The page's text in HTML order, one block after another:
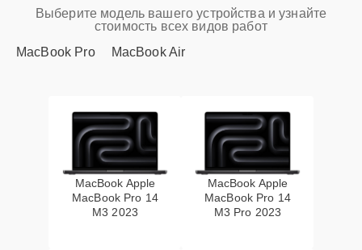
Выберите модель вашего устройства и узнайте
стоимость всех видов работ
MacBook Pro
MacBook Air
MacBook Apple
MacBook Pro 14
M3 2023
MacBook Apple
MacBook Pro 14
M3 Pro 2023